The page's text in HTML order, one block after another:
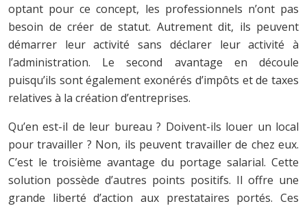
optant pour ce concept, les professionnels n’ont pas
besoin de créer de statut. Autrement dit, ils peuvent
démarrer leur activité sans déclarer leur activité à
l’administration. Le second avantage en découle
puisqu’ils sont également exonérés d’impôts et de taxes
relatives à la création d’entreprises.
Qu’en est-il de leur bureau ? Doivent-ils louer un local
pour travailler ? Non, ils peuvent travailler de chez eux.
C’est le troisième avantage du portage salarial. Cette
solution possède d’autres points positifs. Il offre une
grande liberté d’action aux prestataires portés. Ces